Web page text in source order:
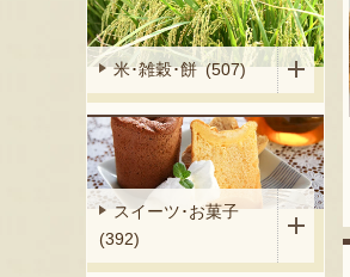
米･雑穀･餅 (507)
スイーツ･お菓子
(392)
左衛門商店』
新潟産 枝豆・茶豆
『はちしろ枝豆農園』